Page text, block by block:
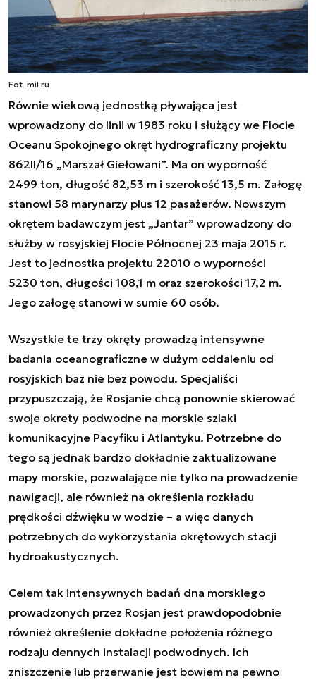
Fot. mil.ru
Równie wiekową jednostką pływająca jest
wprowadzony do linii w 1983 roku i służący we Flocie
Oceanu Spokojnego okręt hydrograficzny projektu
862II/16 „Marszał Giełowani”. Ma on wyporność
2499 ton, długość 82,53 m i szerokość 13,5 m. Załogę
stanowi 58 marynarzy plus 12 pasażerów. Nowszym
okrętem badawczym jest „Jantar” wprowadzony do
służby w rosyjskiej Flocie Północnej 23 maja 2015 r.
Jest to jednostka projektu 22010 o wyporności
5230 ton, długości 108,1 m oraz szerokości 17,2 m.
Jego załogę stanowi w sumie 60 osób.
Wszystkie te trzy okręty prowadzą intensywne
badania oceanograficzne w dużym oddaleniu od
rosyjskich baz nie bez powodu. Specjaliści
przypuszczają, że Rosjanie chcą ponownie skierować
swoje okrety podwodne na morskie szlaki
komunikacyjne Pacyfiku i Atlantyku. Potrzebne do
tego są jednak bardzo dokładnie zaktualizowane
mapy morskie, pozwalające nie tylko na prowadzenie
nawigacji, ale również na określenia rozkładu
prędkości dźwięku w wodzie – a więc danych
potrzebnych do wykorzystania okrętowych stacji
hydroakustycznych.
Celem tak intensywnych badań dna morskiego
prowadzonych przez Rosjan jest prawdopodobnie
również określenie dokładne położenia różnego
rodzaju dennych instalacji podwodnych. Ich
zniszczenie lub przerwanie jest bowiem na pewno